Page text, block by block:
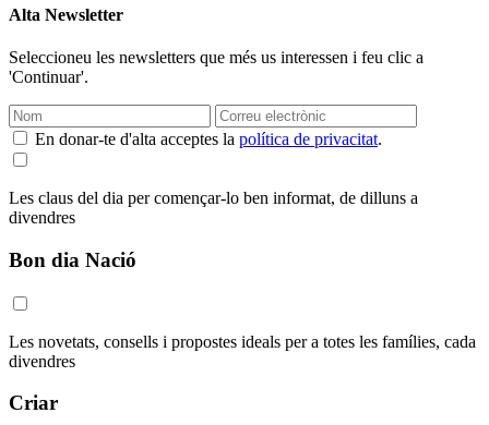
Alta Newsletter
Seleccioneu les newsletters que més us interessen i feu clic a
'Continuar'.
En donar-te d'alta acceptes la política de privacitat.
Les claus del dia per començar-lo ben informat, de dilluns a
divendres
Bon dia Nació
Les novetats, consells i propostes ideals per a totes les famílies, cada
divendres
Criar